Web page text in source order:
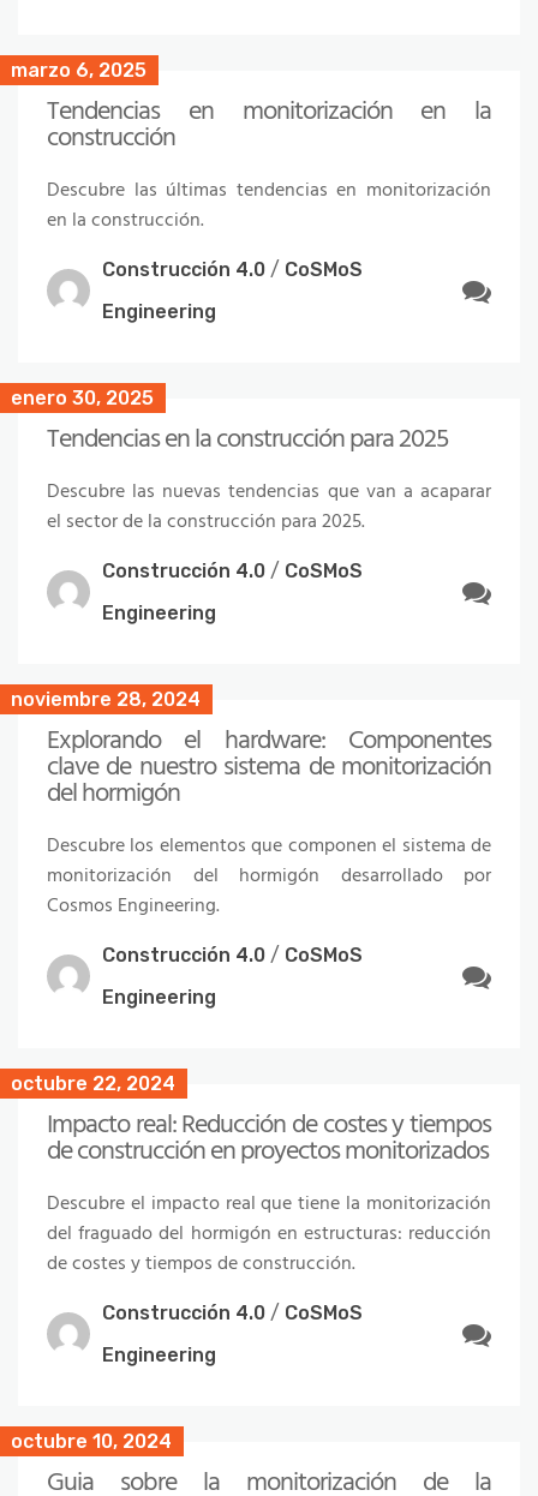
marzo 6, 2025
Tendencias en monitorización en la
construcción
Descubre las últimas tendencias en monitorización
en la construcción.
Construcción 4.0 / CoSMoS
Engineering
enero 30, 2025
Tendencias en la construcción para 2025
Descubre las nuevas tendencias que van a acaparar
el sector de la construcción para 2025.
Construcción 4.0 / CoSMoS
Engineering
noviembre 28, 2024
Explorando el hardware: Componentes
clave de nuestro sistema de monitorización
del hormigón
Descubre los elementos que componen el sistema de
monitorización del hormigón desarrollado por
Cosmos Engineering.
Construcción 4.0 / CoSMoS
Engineering
octubre 22, 2024
Impacto real: Reducción de costes y tiempos
de construcción en proyectos monitorizados
Descubre el impacto real que tiene la monitorización
del fraguado del hormigón en estructuras: reducción
de costes y tiempos de construcción.
Construcción 4.0 / CoSMoS
Engineering
octubre 10, 2024
Guia sobre la monitorización de la